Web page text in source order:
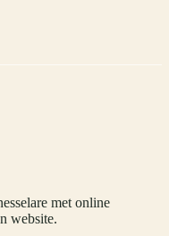
met online
website.